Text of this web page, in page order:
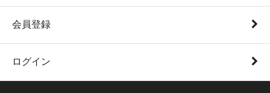
会員登録
ログイン